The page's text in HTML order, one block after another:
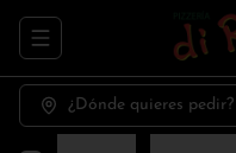
Abrir menu de navegación
¿Dónde quieres pedir?